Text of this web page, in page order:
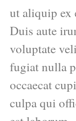
ut aliquip ex
Duis aute
voluptate
fugiat nulla
occaecat
culpa qui